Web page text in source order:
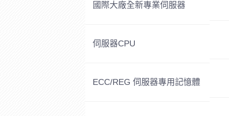
國際大廠全新專業伺服器
伺服器CPU
ECC/REG 伺服器專用記憶體